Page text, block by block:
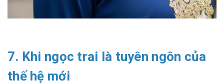
7. Khi ngọc trai là tuyên ngôn của
thế hệ mới